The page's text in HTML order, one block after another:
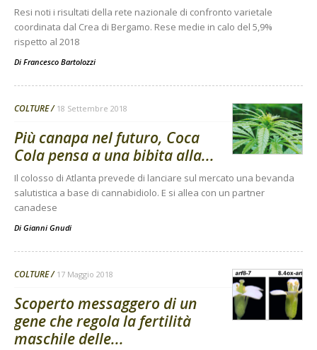
Resi noti i risultati della rete nazionale di confronto varietale
coordinata dal Crea di Bergamo. Rese medie in calo del 5,9%
rispetto al 2018
Di Francesco Bartolozzi
COLTURE 18 Settembre 2018
Più canapa nel futuro, Coca
Cola pensa a una bibita alla...
Il colosso di Atlanta prevede di lanciare sul mercato una bevanda
salutistica a base di cannabidiolo. E si allea con un partner
canadese
Di Gianni Gnudi
COLTURE 17 Maggio 2018
Scoperto messaggero di un
gene che regola la fertilità
maschile delle...